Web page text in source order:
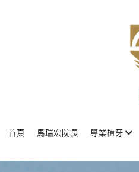
首頁 馬瑞宏院長 專業植牙